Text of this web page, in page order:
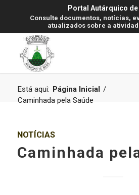
Portal Autárquico de
Consulte documentos, notícias,
atualizados sobre a
Está aqui: Página Inicial /
Caminhada pela Saúde
NOTÍCIAS
Caminhada